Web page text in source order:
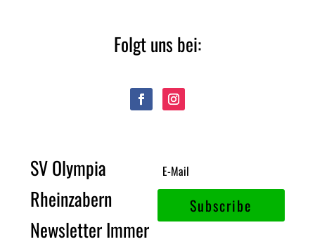
Folgt uns bei:
SV Olympia
Rheinzabern
Newsletter Immer
Subscribe